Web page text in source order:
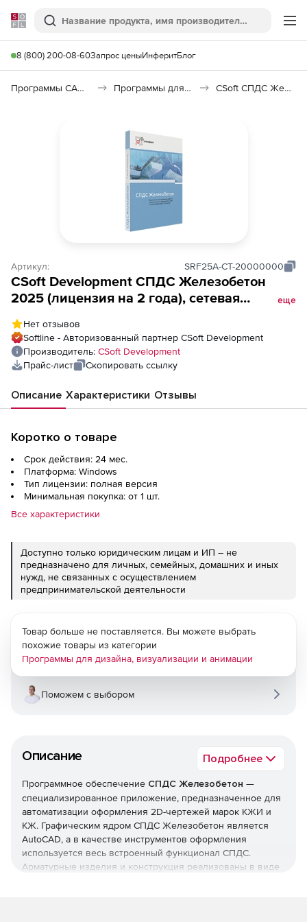
Softline
Поиск
8 (800) 200-08-60Запрос ценыИнферитБлог
Программы САПР и ГИС Программы для дизайна, визуализации и анимации CSoft СПДС Железобетон
Артикул: SRF25A-CT-20000000
CSoft Development СПДС Железобетон
2025 (лицензия на 2 года), сетевая
еще
Нет отзывов
Softline - Авторизованный партнер CSoft Development
Производитель: CSoft Development
Прайс-лист
Скопировать ссылку
Описание Характеристики Отзывы
Коротко о товаре
Срок действия: 24 мес.
Платформа: Windows
Тип лицензии: полная версия
Минимальная покупка: от 1 шт.
Все характеристики
Доступно только юридическим лицам и ИП – не
предназначено для личных, семейных, домашних и иных
нужд, не связанных с осуществлением
предпринимательской деятельности
Описание Подробнее
Программное обеспечение СПДС Железобетон —
специализированное приложение, предназначенное для
автоматизации оформления 2D-чертежей марок КЖИ и
КЖ. Графическим ядром СПДС Железобетон является
AutoCAD, а в качестве инструментов оформления
используется весь встроенный функционал СПДС.
Арматурные изделия и конструкция реализованы в виде
Товар больше не поставляется. Вы можете выбрать
похожие товары из категории
Программы для дизайна, визуализации и анимации
Поможем с выбором